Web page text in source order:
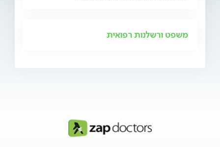
משפט ורשלנות רפואית